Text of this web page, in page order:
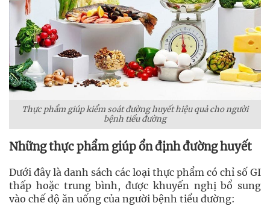
Thực phẩm giúp kiểm soát đường huyết hiệu quả cho người
bệnh tiểu đường
Những thực phẩm giúp ổn định đường huyết
Dưới đây là danh sách các loại thực phẩm có chỉ số GI
thấp hoặc trung bình, được khuyến nghị bổ sung
vào chế độ ăn uống của người bệnh tiểu đường: